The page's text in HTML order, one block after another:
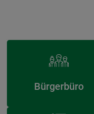
Bürgerbüro